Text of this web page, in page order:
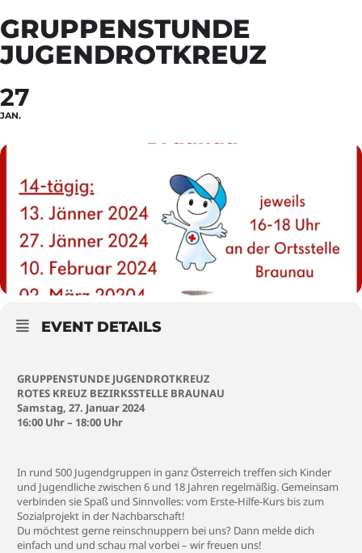
GRUPPENSTUNDE
JUGENDROTKREUZ
27
JAN.
EVENT DETAILS
GRUPPENSTUNDE JUGENDROTKREUZ
ROTES KREUZ BEZIRKSSTELLE BRAUNAU
Samstag, 27. Januar 2024
16:00 Uhr – 18:00 Uhr
In rund 500 Jugendgruppen in ganz Österreich treffen sich Kinder
und Jugendliche zwischen 6 und 18 Jahren regelmäßig. Gemeinsam
verbinden sie Spaß und Sinnvolles: vom Erste-Hilfe-Kurs bis zum
Sozialprojekt in der Nachbarschaft!
Du möchtest gerne reinschnuppern bei uns? Dann melde dich
einfach und und schau mal vorbei – wir freuen uns!